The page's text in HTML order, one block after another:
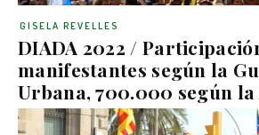
DIADA 2022 /
manifestantes según la
Urbana, 700.000 según la
GISELA REVELLES